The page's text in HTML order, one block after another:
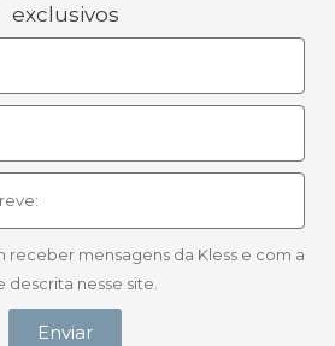
exclusivos
receber mensagens da Kless e com a
nesse site.
Enviar